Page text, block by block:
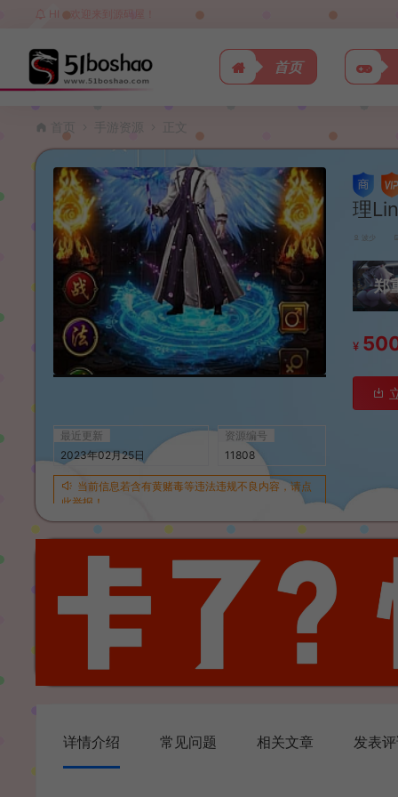
HI，欢迎来到源码屋！
首页
首页 手游资源 正文
最近更新
2023年02月25日
资源编号
11808
当前信息若含有黄赌毒等违法违规不良内容，请点
此举报！
理
波少
郑
¥
详情介绍 常见问题 相关文章 发表